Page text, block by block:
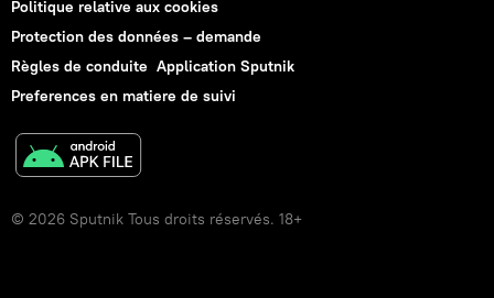
Politique relative aux cookies
Protection des données – demande
Règles de conduite Application Sputnik
Preferences en matiere de suivi
© 2026 Sputnik Tous droits réservés. 18+